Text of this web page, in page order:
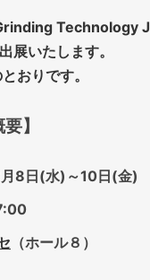
Technology
展いたします。
おりです。
】
8日(水)～10日(金)
（ホール８）